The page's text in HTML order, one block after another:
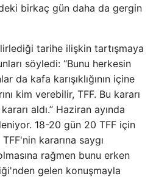
birkaç gün daha da gergin
tarihe ilişkin tartışmaya
söyledi: “Bunu herkesin
da kafa karışıklığının içine
kim verebilir, TFF. Bu kararı
aldı.” Haziran ayında
18-20 gün 20 TFF için
kararına saygı
rağmen bunu erken
gelen konuşmayla